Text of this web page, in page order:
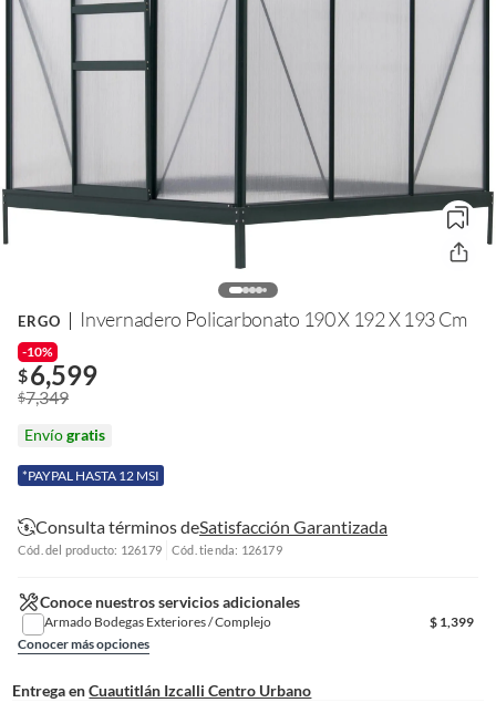
ERGO Invernadero Policarbonato 190 X 192 X 193 Cm
-10%
$6,599
$7,349
Envíogratis
*PAYPAL HASTA 12 MSI
Consulta términos deSatisfacción Garantizada
Cód. del producto: 126179 Cód. tienda: 126179
Conoce nuestros servicios adicionales
Armado Bodegas Exteriores / Complejo $ 1,399
Conocer más opciones
Entrega en Cuautitlán Izcalli Centro Urbano